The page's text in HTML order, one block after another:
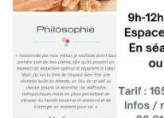
ACCUEIL
BIEN-ÊTRE